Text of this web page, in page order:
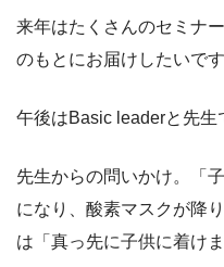
来年はたくさんのセミナ
のもとにお届けしたいで
午後はBasic leaderと先生
先生からの問いかけ。「
になり、酸素マスクが降
は「真っ先に子供に着け